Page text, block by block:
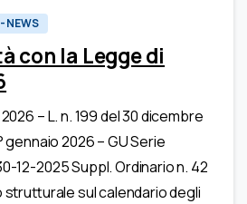
NEWS
con la Legge di
– L. n. 199 del 30 dicembre
gennaio 2026 – GU Serie
12-2025 Suppl. Ordinario n. 42
strutturale sul calendario degli